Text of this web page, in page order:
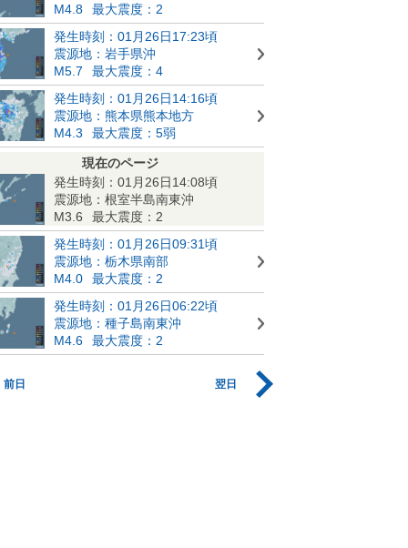
M4.8
最大震度：2
発生時刻：01月26日17:23頃
震源地：岩手県沖
M5.7
最大震度：4
発生時刻：01月26日14:16頃
震源地：熊本県熊本地方
M4.3
最大震度：5弱
現在のページ
発生時刻：01月26日14:08頃
震源地：根室半島南東沖
M3.6
最大震度：2
発生時刻：01月26日09:31頃
震源地：栃木県南部
M4.0
最大震度：2
発生時刻：01月26日06:22頃
震源地：種子島南東沖
M4.6
最大震度：2
前日 翌日